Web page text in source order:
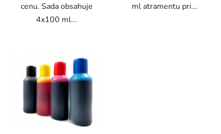
cenu. Sada obsahuje
4x100 ml...
ml atramentu pri...